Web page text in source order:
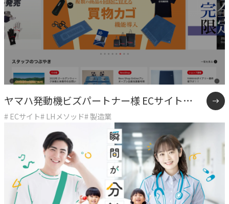
実現したい世界観
理念
大切にする価値観
行動指針
→
存在意義
未来を共創する姿勢
カルチャー
→
変化を楽しむ組織風土
ヤマハ発動機ビズパートナー様 ECサイト
「Revs Shop Online」制作事例
# ECサイト# LHメソッド# 製造業